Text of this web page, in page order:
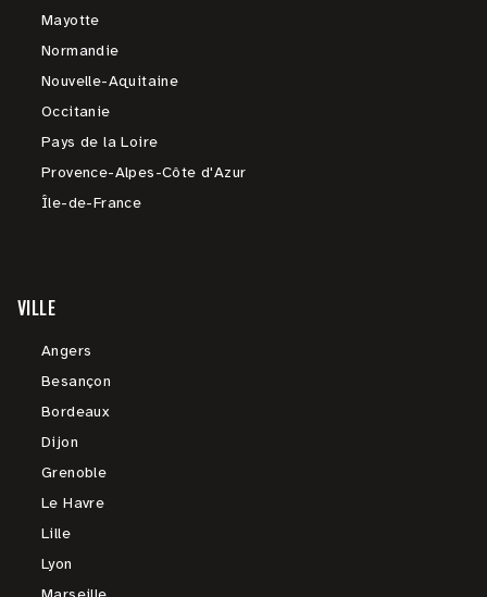
Mayotte
Normandie
Nouvelle-Aquitaine
Occitanie
Pays de la Loire
Provence-Alpes-Côte d'Azur
Île-de-France
VILLE
Angers
Besançon
Bordeaux
Dijon
Grenoble
Le Havre
Lille
Lyon